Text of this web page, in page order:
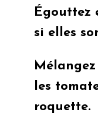
Égouttez
si elles
les
roquette.